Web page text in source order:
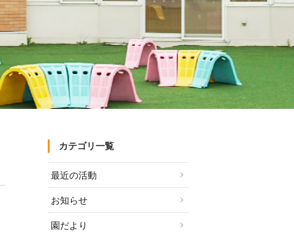
カテゴリ一覧
最近の活動
お知らせ
園だより